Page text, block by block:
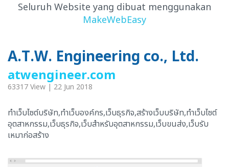
Seluruh Website yang dibuat menggunakan
MakeWebEasy
A.T.W. Engineering co., Ltd.
atwengineer.com
63317 View | 22 Jun 2018
ทำเว็บไซต์บริษัท,ทำเว็บองค์กร,เว็บธุรกิจ,สร้างเว็บบริษัท,ทำเว็บไซต์
อุตสาหกรรม,เว็บธุรกิจ,เว็บสำหรับอุตสาหกรรม,เว็บขนส่ง,เว็บรับ
เหมาก่อสร้าง